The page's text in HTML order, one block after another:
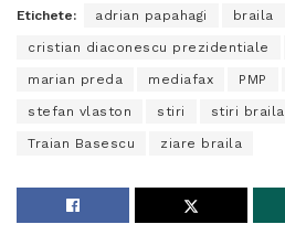
Etichete: adrian papahagi braila
cristian diaconescu prezidentiale
marian preda mediafax PMP
stefan vlaston stiri stiri braila
Traian Basescu ziare braila